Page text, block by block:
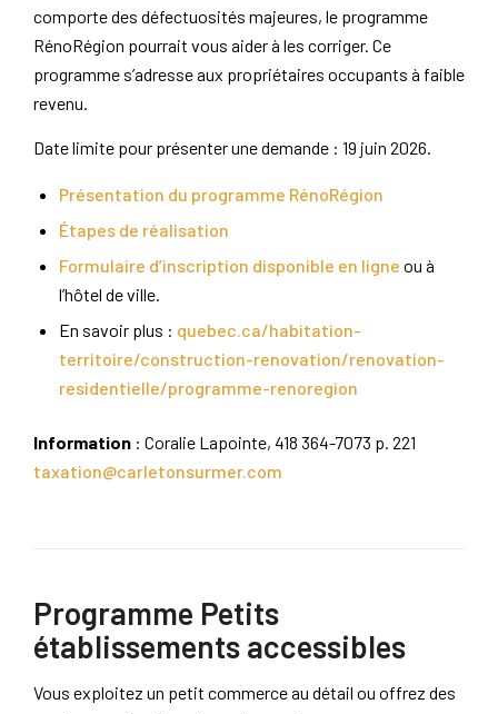
comporte des défectuosités majeures, le programme
RénoRégion pourrait vous aider à les corriger. Ce
programme s’adresse aux propriétaires occupants à faible
revenu.
Date limite pour présenter une demande : 19 juin 2026.
Présentation du programme RénoRégion
Étapes de réalisation
Formulaire d’inscription disponible en ligne ou à
l’hôtel de ville.
En savoir plus : quebec.ca/habitation-
territoire/construction-renovation/renovation-
residentielle/programme-renoregion
Information : Coralie Lapointe, 418 364-7073 p. 221
taxation@carletonsurmer.com
Programme Petits
établissements accessibles
Vous exploitez un petit commerce au détail ou offrez des